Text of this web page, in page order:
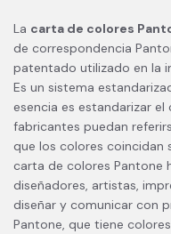
La carta de colores
de correspondencia
patentado utilizado en la
Es un sistema
esencia es estandarizar
fabricantes puedan
que los colores coincidan
carta de colores Pantone
diseñadores, artistas,
diseñar y comunicar con
Pantone, que tiene